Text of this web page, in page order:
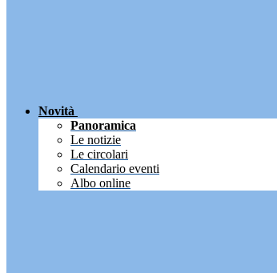
Novità
Panoramica
Le notizie
Le circolari
Calendario eventi
Albo online